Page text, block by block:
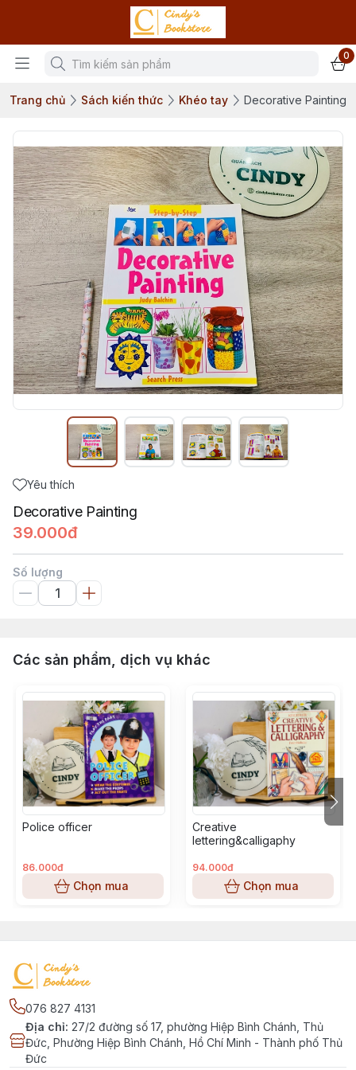
0
Trang chủ Sách kiến thức Khéo tay Decorative Painting
Yêu thích
Decorative Painting
39.000đ
Số lượng
Các sản phẩm, dịch vụ khác
Police officer
86.000đ
Chọn mua
Creative
lettering&calligaphy
94.000đ
Chọn mua
076 827 4131
Địa chỉ: 27/2 đường số 17, phường Hiệp Bình Chánh, Thủ
Đức, Phường Hiệp Bình Chánh, Hồ Chí Minh - Thành phố Thủ
Đức